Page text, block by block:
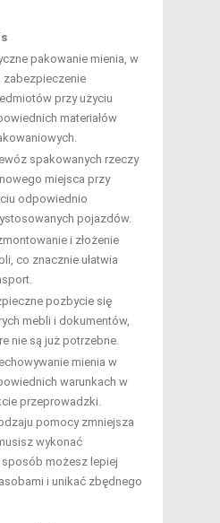
pakowanie mienia, w
zabezpieczenie
przy użyciu
materiałów
spakowanych rzeczy
miejsca przy
odpowiednio
pojazdów.
i złożenie
co znacznie ułatwia
pozbycie się
mebli i dokumentów,
nie są już potrzebne.
mienia w
warunkach w
przeprowadzki.
pomocy zmniejsza
wykonać
sposób możesz lepiej
i unikać zbędnego